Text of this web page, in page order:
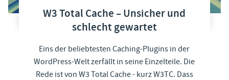
W3 Total Cache – Unsicher und
schlecht gewartet
Eins der beliebtesten Caching-Plugins in der
WordPress-Welt zerfällt in seine Einzelteile. Die
Rede ist von W3 Total Cache - kurz W3TC. Dass